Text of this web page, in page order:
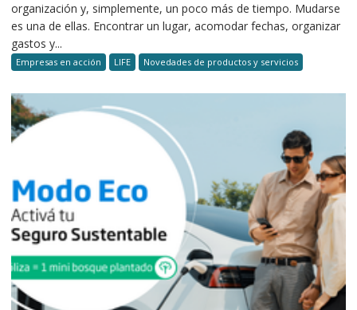
organización y, simplemente, un poco más de tiempo. Mudarse
es una de ellas. Encontrar un lugar, acomodar fechas, organizar
gastos y...
Empresas en acción LIFE Novedades de productos y servicios